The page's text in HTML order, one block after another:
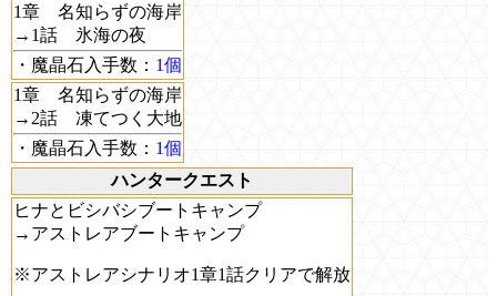
1章 名知らずの海岸
→1話 氷海の夜
・魔晶石入手数： 1個
1章 名知らずの海岸
→2話 凍てつく大地
・魔晶石入手数： 1個
ハンタークエスト
ヒナとビシバシブートキャンプ
→アストレアブートキャンプ
※アストレアシナリオ1章1話クリアで解放